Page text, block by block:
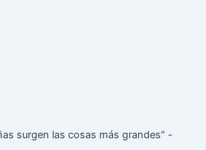
surgen las cosas más grandes" -